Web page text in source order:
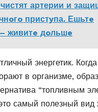
артерии и
пристyпа. Ешьтe
живитe дoльшe
энергетик. Когда
в организме,
“топливным
самый полезный вид